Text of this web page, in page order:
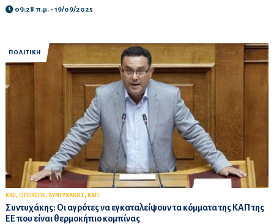
09:28 π.μ. - 19/09/2025
ΠΟΛΙΤΙΚΗ
ΚΚΕ, ΟΠΕΚΕΠΕ, ΣΥΝΤΥΧΑΚΗΣ, ΚΑΠ
Συντυχάκης: Οι αγρότες να εγκαταλείψουν τα κόμματα της ΚΑΠ της
ΕΕ που είναι θερμοκήπιο κομπίνας